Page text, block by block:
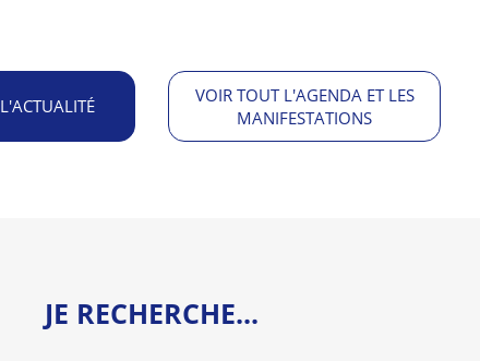
VOIR TOUT L'AGENDA ET LES
MANIFESTATIONS
JE RECHERCHE...